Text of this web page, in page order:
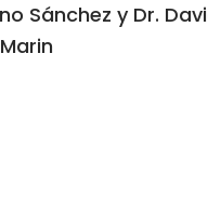
Sánchez y Dr.